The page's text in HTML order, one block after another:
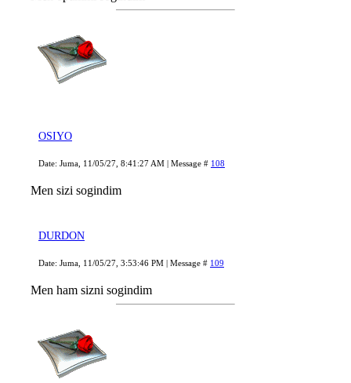
OSIYO
Date: Juma, 11/05/27, 8:41:27 AM | Message # 108
Men sizi sogindim
DURDON
Date: Juma, 11/05/27, 3:53:46 PM | Message # 109
Men ham sizni sogindim